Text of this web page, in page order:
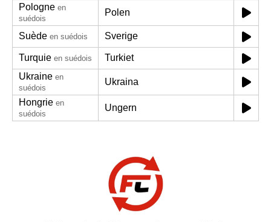
Pologne en
suédois
Polen
Suède en suédois Sverige
Turquie en suédois
Turkiet
Ukraine en
suédois
Ukraina
Hongrie en
suédois
Ungern